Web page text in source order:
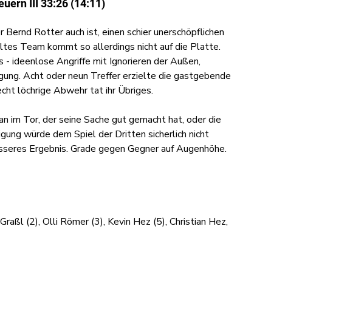
III 33:26 (14:11)
Rotter auch ist, einen schier unerschöpflichen
Team kommt so allerdings nicht auf die Platte.
ideenlose Angriffe mit Ignorieren der Außen,
Acht oder neun Treffer erzielte die gastgebende
löchrige Abwehr tat ihr Übriges.
im Tor, der seine Sache gut gemacht hat, oder die
würde dem Spiel der Dritten sicherlich nicht
Ergebnis. Grade gegen Gegner auf Augenhöhe.
(2), Olli Römer (3), Kevin Hez (5), Christian Hez,